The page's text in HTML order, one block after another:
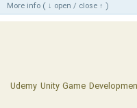
More info ( ↓ open / close ↑ )
Udemy Unity Game